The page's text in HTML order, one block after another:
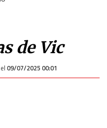
de Vic
el 09/07/2025 00:01